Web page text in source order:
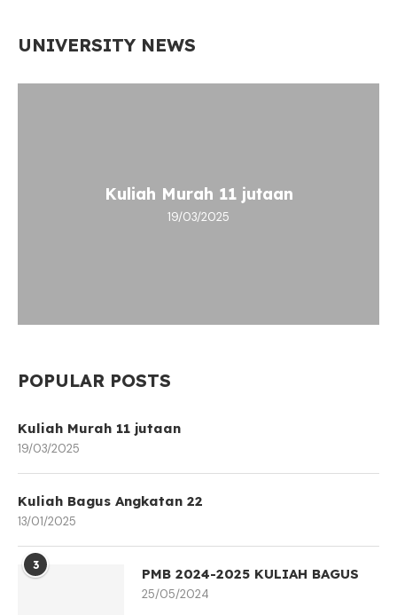
UNIVERSITY NEWS
Kuliah Murah 11 jutaan
19/03/2025
POPULAR POSTS
Kuliah Murah 11 jutaan
19/03/2025
Kuliah Bagus Angkatan 22
13/01/2025
3
PMB 2024-2025 KULIAH BAGUS
25/05/2024